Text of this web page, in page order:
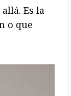
Es la
o que